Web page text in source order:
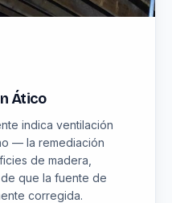
Ático
indica ventilación
— la remediación
de madera,
que la fuente de
corregida.